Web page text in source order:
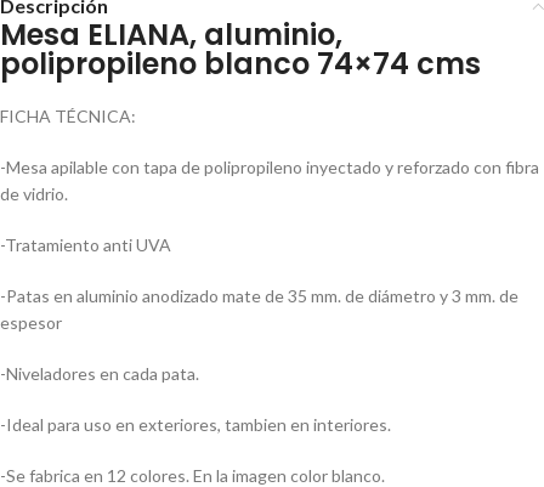
Descripción
Mesa ELIANA, aluminio,
polipropileno blanco 74×74 cms
FICHA TÉCNICA:
-Mesa apilable con tapa de polipropileno inyectado y reforzado con fibra
de vidrio.
-Tratamiento anti UVA
-Patas en aluminio anodizado mate de 35 mm. de diámetro y 3 mm. de
espesor
-Niveladores en cada pata.
-Ideal para uso en exteriores, tambien en interiores.
-Se fabrica en 12 colores. En la imagen color blanco.